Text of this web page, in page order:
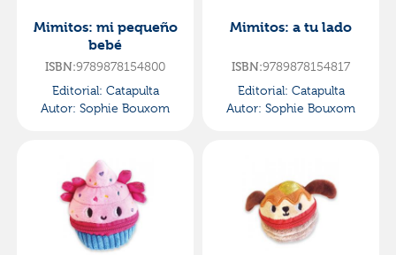
Mimitos: mi pequeño
bebé
ISBN:9789878154800
Editorial: Catapulta
Autor: Sophie Bouxom
Mimitos: a tu lado
ISBN:9789878154817
Editorial: Catapulta
Autor: Sophie Bouxom